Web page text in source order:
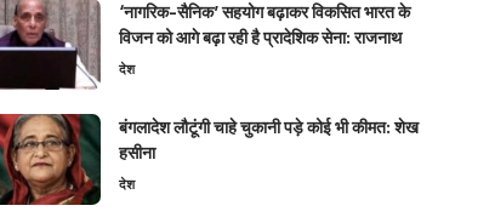
‘नागरिक-सैनिक’ सहयोग बढ़ाकर विकसित भारत के
विजन को आगे बढ़ा रही है प्रादेशिक सेना: राजनाथ
देश
बंगलादेश लौटूंगी चाहे चुकानी पड़े कोई भी कीमत: शेख
हसीना
देश